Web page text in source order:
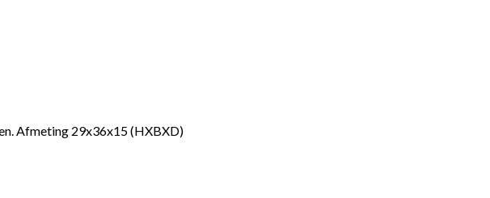
Afmeting 29x36x15 (HXBXD)